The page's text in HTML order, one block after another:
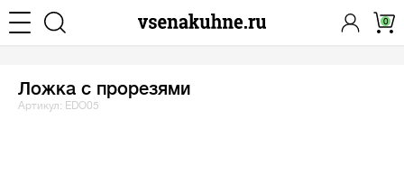
0
Ложка с прорезями
Артикул: EDO05